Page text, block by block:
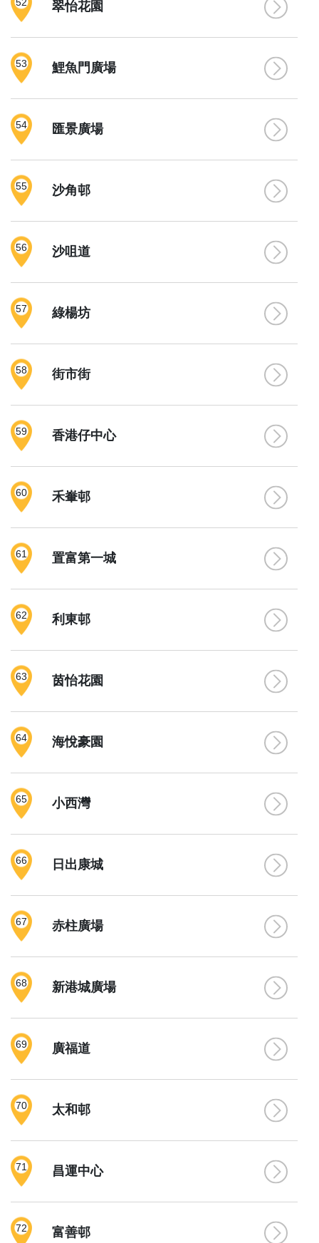
翠怡花園
53 鯉魚門廣場
54 匯景廣場
55 沙角邨
56 沙咀道
57 綠楊坊
58 街市街
59 香港仔中心
60 禾輋邨
61 置富第一城
62 利東邨
63 茵怡花園
64 海悅豪園
65 小西灣
66 日出康城
67 赤柱廣場
68 新港城廣場
69 廣福道
70 太和邨
71 昌運中心
72 富善邨